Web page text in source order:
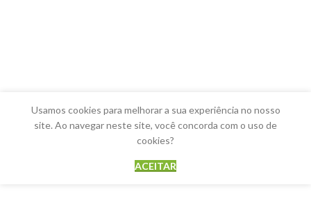
Usamos cookies para melhorar a sua experiência no nosso
site. Ao navegar neste site, você concorda com o uso de
cookies?
ACEITAR